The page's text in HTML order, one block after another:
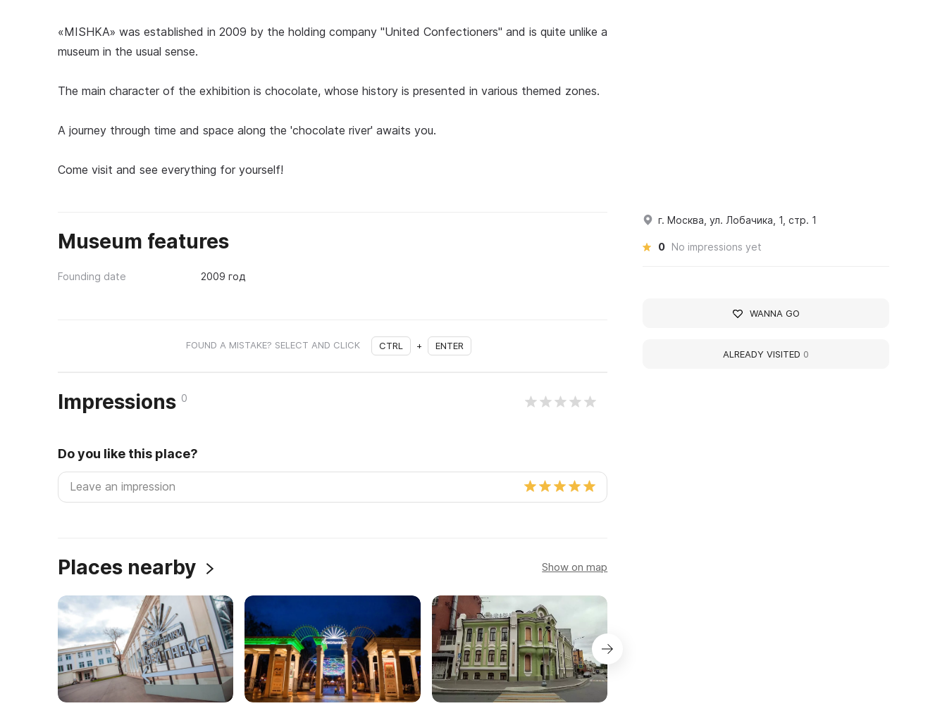
«MISHKA» was established in 2009 by the holding company "United Confectioners" and is quite unlike a
museum in the usual sense.
The main character of the exhibition is chocolate, whose history is presented in various themed zones.
A journey through time and space along the 'chocolate river' awaits you.
Come visit and see everything for yourself!
Museum features
Founding date 2009 год
FOUND A MISTAKE? SELECT AND CLICK CTRL + ENTER
Impressions 0
Do you like this place?
Places nearby Show on map
г. Москва, ул. Лобачика, 1, стр. 1
0 No impressions yet
WANNA GO
ALREADY VISITED 0